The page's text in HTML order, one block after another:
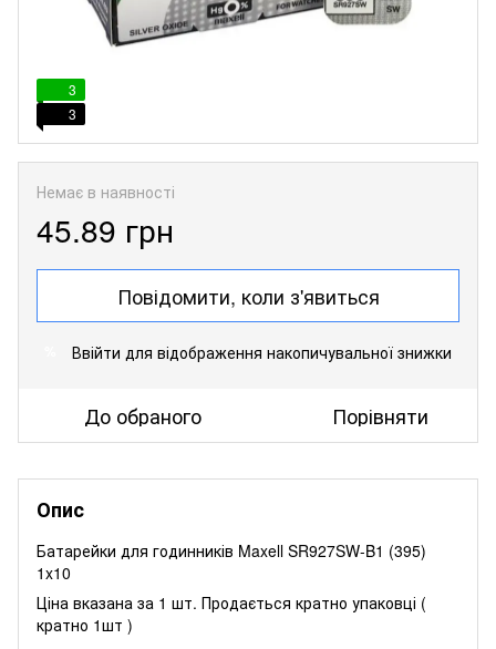
3
3
Немає в наявності
45.89 грн
Повідомити, коли з'явиться
Ввійти для відображення накопичувальної знижки
До обраного Порівняти
Опис
Батарейки для годинників Maxell SR927SW-B1 (395)
1x10
Ціна вказана за 1 шт. Продається кратно упаковці (
кратно 1шт )